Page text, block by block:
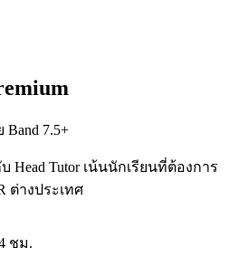
Band 7.5+
Head Tutor เน้นนักเรียนที่ต้องการ
ต่างประเทศ
ชม.